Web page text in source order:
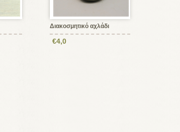
Διακοσμητικό αχλάδι
€4,0